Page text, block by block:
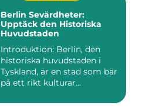
Berlin Sevärdheter:
Upptäck den Historiska
Huvudstaden
Introduktion: Berlin, den
historiska huvudstaden i
Tyskland, är en stad som bär
på ett rikt kulturar...